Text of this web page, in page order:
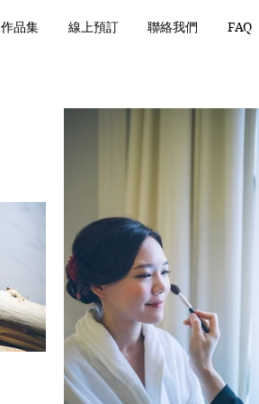
作品集 線上預訂 聯絡我們 FAQ